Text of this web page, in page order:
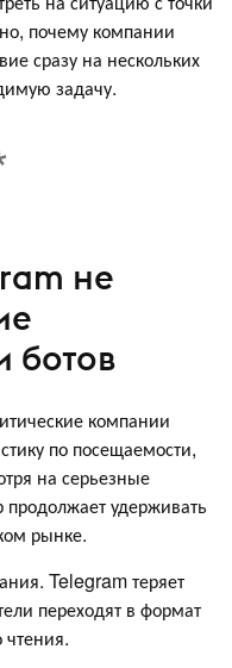
почему компании
сразу на нескольких
задачу.
не
ботов
компании
по посещаемости,
на серьезные
удерживать
рынке.
Telegram теряет
переходят в формат